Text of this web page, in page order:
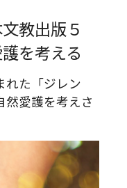
教出版５
を考える
れた「ジレン
然愛護を考えさ